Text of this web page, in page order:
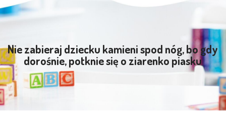
Nie zabieraj dziecku kamieni spod nóg, bo gdy
dorośnie, potknie się o ziarenko piasku